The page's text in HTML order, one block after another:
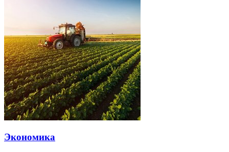
Экономика